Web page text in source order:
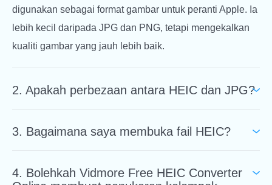
digunakan sebagai format gambar untuk peranti Apple. Ia
lebih kecil daripada JPG dan PNG, tetapi mengekalkan
kualiti gambar yang jauh lebih baik.
2. Apakah perbezaan antara HEIC dan JPG?
iOS 11 dan macOS High Sierra. Dan HEIC mengambil
yang sama. Selain itu, fail HEIC dapat menyimpan bukan
3. Bagaimana saya membuka fail HEIC?
macOS High Sierra. Jika anda menggunakan Windows,
4. Bolehkah Vidmore Free HEIC Converter